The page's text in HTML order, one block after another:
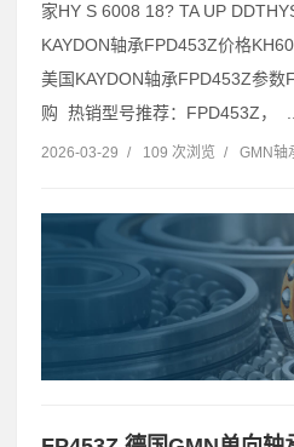
家HY S 6008 18? TA UP
KAYDON轴承FPD453Z价格
美国KAYDON轴承FPD453Z参
购 热销型号推荐：FPD453Z， ...
2026-03-29 / 109 次浏览 / GMN轴